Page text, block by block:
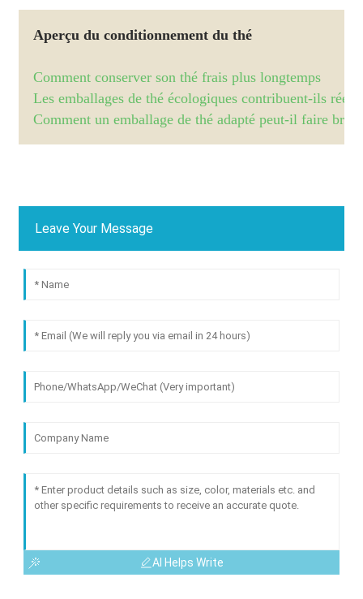
Aperçu du conditionnement du thé
Comment conserver son thé frais plus longtemps
Les emballages de thé écologiques contribuent-ils
Comment un emballage de thé adapté peut-il faire
Leave Your Message
AI Helps Write